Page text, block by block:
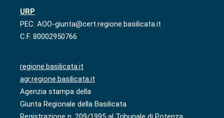
URP
PEC: AOO-giunta@cert.regione.basilicata.it
C.F. 80002950766
regione.basilicata.it
agr.regione.basilicata.it
Agenzia stampa della
Giunta Regionale della Basilicata